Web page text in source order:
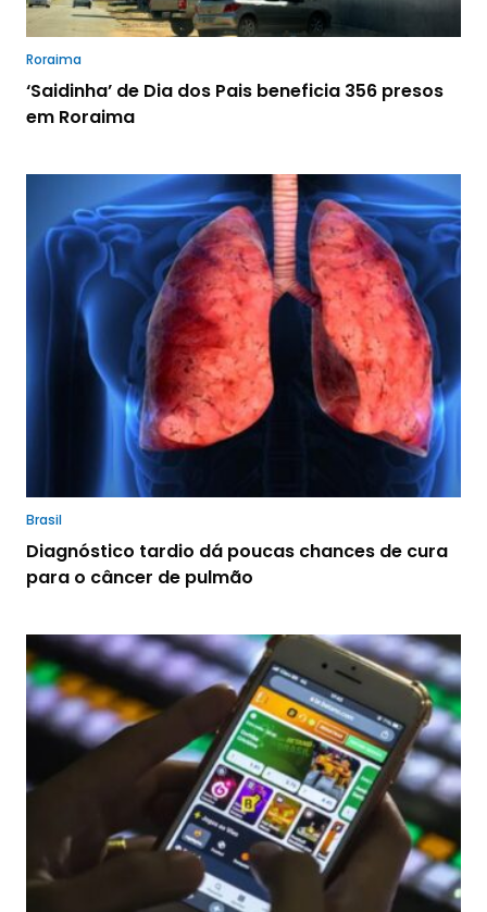
Roraima
‘Saidinha’ de Dia dos Pais beneficia 356 presos
em Roraima
Brasil
Diagnóstico tardio dá poucas chances de cura
para o câncer de pulmão